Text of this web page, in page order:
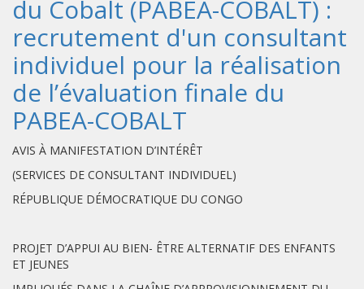
du Cobalt (PABEA-COBALT) :
recrutement d'un consultant
individuel pour la réalisation
de l’évaluation finale du
PABEA-COBALT
AVIS À MANIFESTATION D’INTÉRÊT
(SERVICES DE CONSULTANT INDIVIDUEL)
RÉPUBLIQUE DÉMOCRATIQUE DU CONGO
PROJET D’APPUI AU BIEN- ÊTRE ALTERNATIF DES ENFANTS
ET JEUNES